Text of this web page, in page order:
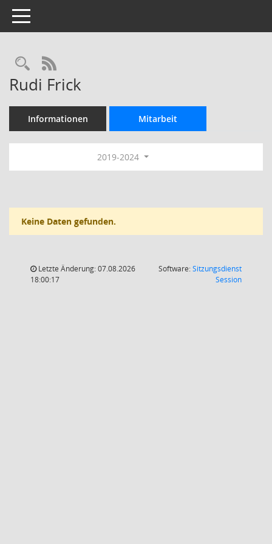
Toggle navigation
Rechercheauswahl
RSS-Feed
Rudi Frick
Informationen Mitarbeit
2019-2024
Keine Daten gefunden.
Letzte Änderung: 07.08.2026
18:00:17
Software:Sitzungsdienst
Session(Wird in